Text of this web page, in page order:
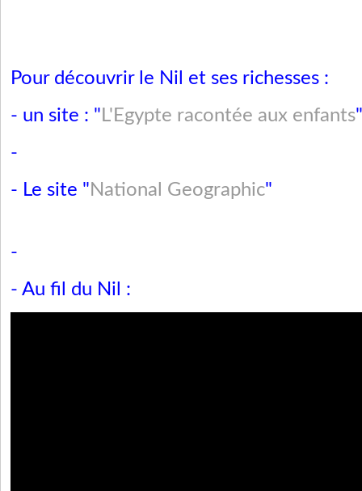
Pour découvrir le Nil et ses richesses :
- un site : " L'Egypte racontée aux enfants
-
- Le site " National Geographic"
-
- Au fil du Nil :